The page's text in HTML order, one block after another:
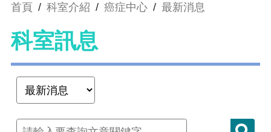
首頁 / 科室介紹 / 癌症中心 / 最新消息
科室訊息